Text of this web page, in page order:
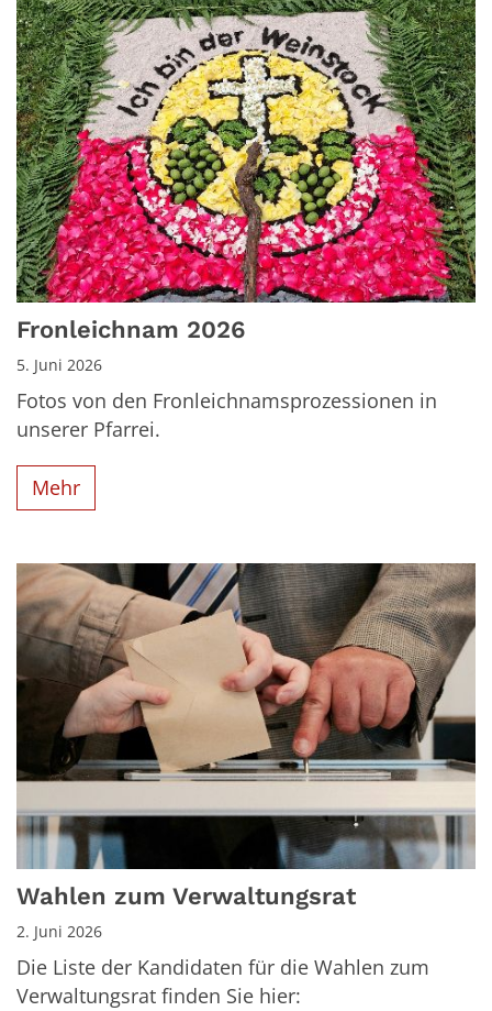
Fronleichnam 2026
5. Juni 2026
Fotos von den Fronleichnamsprozessionen in
unserer Pfarrei.
Mehr
Wahlen zum Verwaltungsrat
2. Juni 2026
Die Liste der Kandidaten für die Wahlen zum
Verwaltungsrat finden Sie hier: